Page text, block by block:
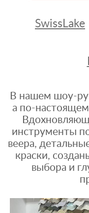
SwissLake
В нашем шоу-
а по-
инструменты
веера,
краски,
выбора и